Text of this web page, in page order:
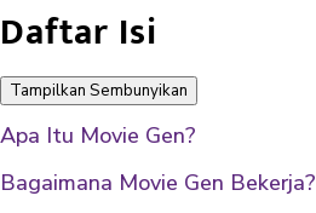
Daftar Isi
Tampilkan Sembunyikan
Apa Itu Movie Gen?
Bagaimana Movie Gen Bekerja?